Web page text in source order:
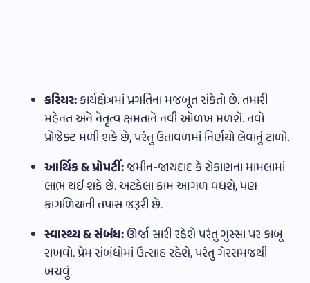
કરિયર:કાર્યક્ષેત્રમાં પ્રગતિના મજબૂત સંકેતો છે. તમારી
મહેનત અને નેતૃત્વ ક્ષમતાને નવી ઓળખ મળશે. નવો
પ્રોજેક્ટ મળી શકે છે, પરંતુ ઉતાવળમાં નિર્ણયો લેવાનું ટાળો.
આર્થિક & પ્રોપર્ટી:જમીન-જાયદાદ કે રોકાણના મામલામાં
લાભ થઈ શકે છે. અટકેલા કામ આગળ વધશે, પણ
કાગળિયાની તપાસ જરૂરી છે.
સ્વાસ્થ્ય & સંબંધ:ઊર્જા સારી રહેશે પરંતુ ગુસ્સા પર કાબૂ
રાખવો. પ્રેમ સંબંધોમાં ઉત્સાહ રહેશે, પરંતુ ગેરસમજથી
બચવું.